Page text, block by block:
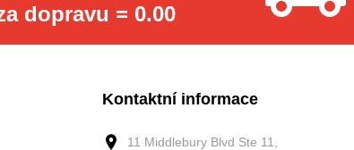
dopravu = 0.00
Kontaktní informace
11 Middlebury Blvd Ste 11,